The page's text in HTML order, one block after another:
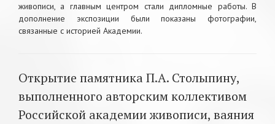
живописи, а главным центром стали дипломные работы. В
дополнение экспозиции были показаны фотографии,
связанные с историей Академии.
Открытие памятника П.А. Столыпину,
выполненного авторским коллективом
Российской академии живописи, ваяния